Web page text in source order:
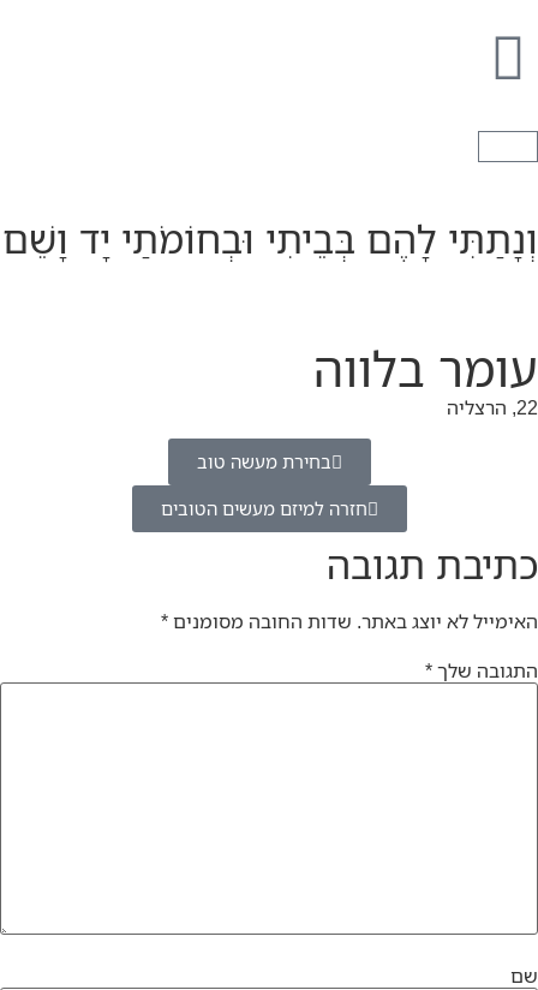
וְנָתַתִּי לָהֶם בְּבֵיתִי וּבְחוֹמֹתַי יָד וָשֵׁם
עומר בלווה
22, הרצליה
בחירת מעשה טוב
חזרה למיזם מעשים הטובים
כתיבת תגובה
האימייל לא יוצג באתר. שדות החובה מסומנים*
התגובה שלך*
שם